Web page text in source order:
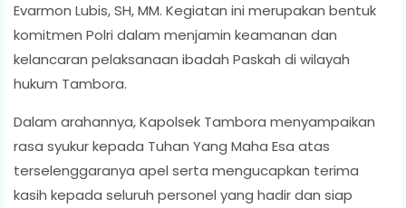
Evarmon Lubis, SH, MM. Kegiatan ini merupakan bentuk
komitmen Polri dalam menjamin keamanan dan
kelancaran pelaksanaan ibadah Paskah di wilayah
hukum Tambora.
Dalam arahannya, Kapolsek Tambora menyampaikan
rasa syukur kepada Tuhan Yang Maha Esa atas
terselenggaranya apel serta mengucapkan terima
kasih kepada seluruh personel yang hadir dan siap